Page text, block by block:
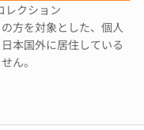
レクション
方を対象とした、個人
本国外に居住している
ん。